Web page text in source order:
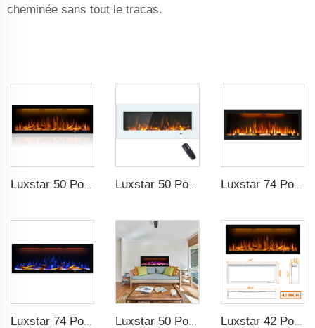
cheminée sans tout le tracas.
Luxstar 50 Pouces Cheminées Décoratives avec Télécommande LCD Intelligente Luxstar 50 Pouces Écran Large Blanc Chauffage Électrique Domestic avec Technologie LED Luxstar 74 Pouces Haute Qualité Effet de Fumée 3D Cheminée Intérieure
Luxstar 42 Pouces Cheminée Électrique Intelligente avec Chauffage Encastrable Murale avec Contrôle par Application et Télécommande